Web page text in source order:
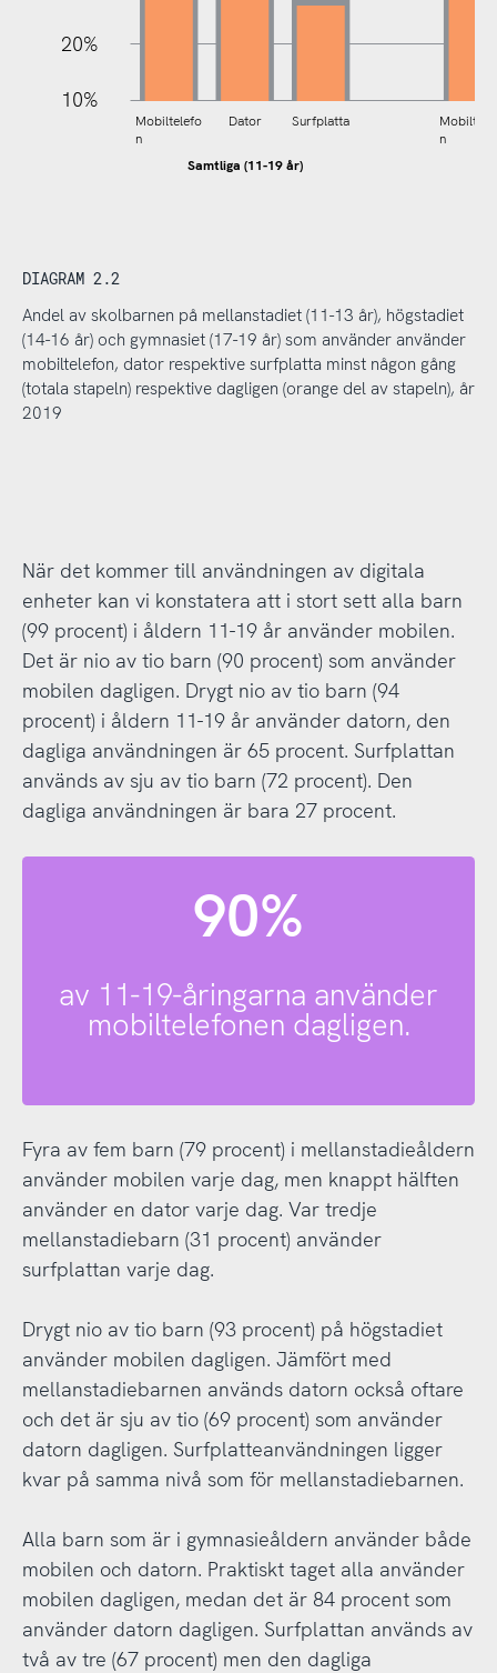
10%
20%
Samtliga (11-19 år)
Mobiltelefo
n
Dator Surfplatta
n
DIAGRAM 2.2
Andel av skolbarnen på mellanstadiet (11-13 år), högstadiet
(14-16 år) och gymnasiet (17-19 år) som använder använder
mobiltelefon, dator respektive surfplatta minst någon gång
(totala stapeln) respektive dagligen (orange del av stapeln), år
2019
När det kommer till användningen av digitala
enheter kan vi konstatera att i stort sett alla barn
(99 procent) i åldern 11-19 år använder mobilen.
Det är nio av tio barn (90 procent) som använder
mobilen dagligen. Drygt nio av tio barn (94
procent) i åldern 11-19 år använder datorn, den
dagliga användningen är 65 procent. Surfplattan
används av sju av tio barn (72 procent). Den
dagliga användningen är bara 27 procent.
90%
av 11-19-åringarna använder
mobiltelefonen dagligen.
Fyra av fem barn (79 procent) i mellanstadieåldern
använder mobilen varje dag, men knappt hälften
använder en dator varje dag. Var tredje
mellanstadiebarn (31 procent) använder
surfplattan varje dag.
Drygt nio av tio barn (93 procent) på högstadiet
använder mobilen dagligen. Jämfört med
mellanstadiebarnen används datorn också oftare
och det är sju av tio (69 procent) som använder
datorn dagligen. Surfplatteanvändningen ligger
kvar på samma nivå som för mellanstadiebarnen.
Alla barn som är i gymnasieåldern använder både
mobilen och datorn. Praktiskt taget alla använder
mobilen dagligen, medan det är 84 procent som
använder datorn dagligen. Surfplattan används av
två av tre (67 procent) men den dagliga